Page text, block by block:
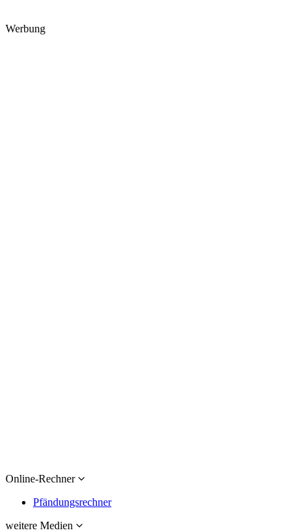
Werbung
Online-Rechner
Pfändungsrechner
weitere Medien